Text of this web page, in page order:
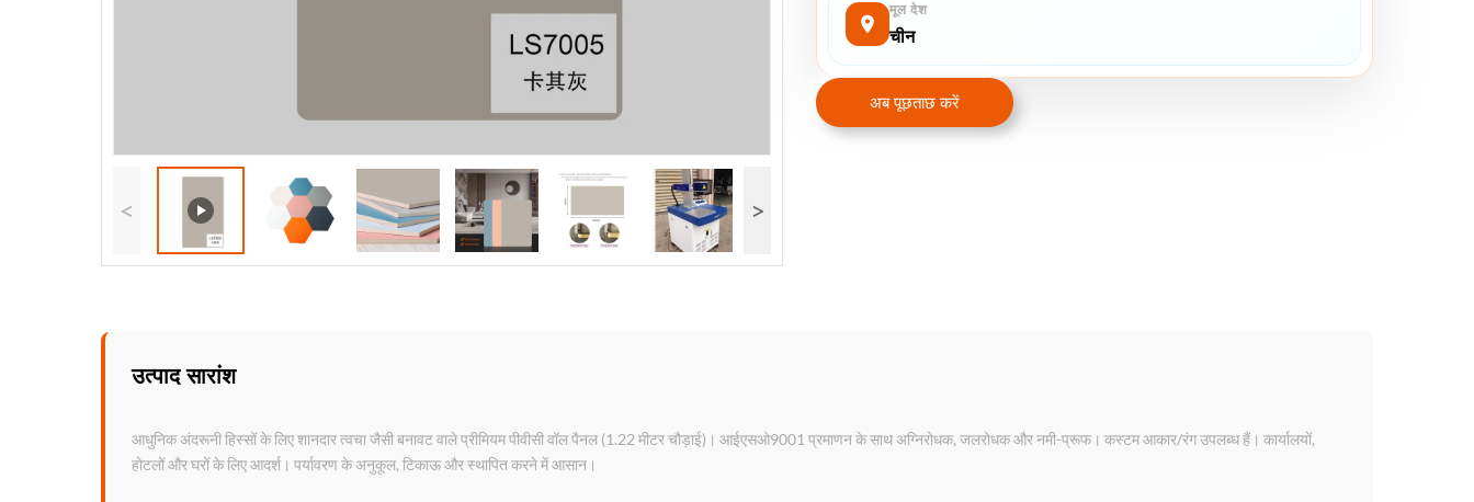
< >
मूल देश
चीन
अब पूछताछ करें
उत्पाद सारांश
आधुनिक अंदरूनी हिस्सों के लिए शानदार त्वचा जैसी बनावट वाले प्रीमियम पीवीसी वॉल पैनल (1.22 मीटर चौड़ाई)। आईएसओ9001 प्रमाणन के साथ अग्निरोधक, जलरोधक और नमी-प्रूफ। कस्टम आकार/रंग उपलब्ध हैं। कार्यालयों,
होटलों और घरों के लिए आदर्श। पर्यावरण के अनुकूल, टिकाऊ और स्थापित करने में आसान।